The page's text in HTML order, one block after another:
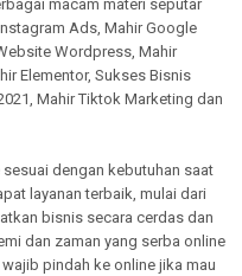
macam materi seputar
Ads, Mahir Google
Wordpress, Mahir
Elementor, Sukses Bisnis
Mahir Tiktok Marketing dan
dengan kebutuhan saat
layanan terbaik, mulai dari
bisnis secara cerdas dan
dan zaman yang serba online
pindah ke online jika mau